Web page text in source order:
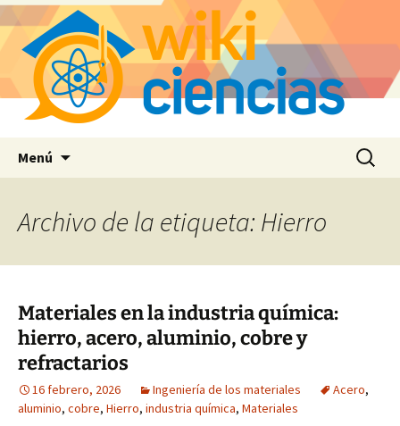
Menú Buscar:
Archivo de la etiqueta: Hierro
Materiales en la industria química:
hierro, acero, aluminio, cobre y
refractarios
16 febrero, 2026 Ingeniería de los materiales Acero,
aluminio, cobre, Hierro, industria química, Materiales